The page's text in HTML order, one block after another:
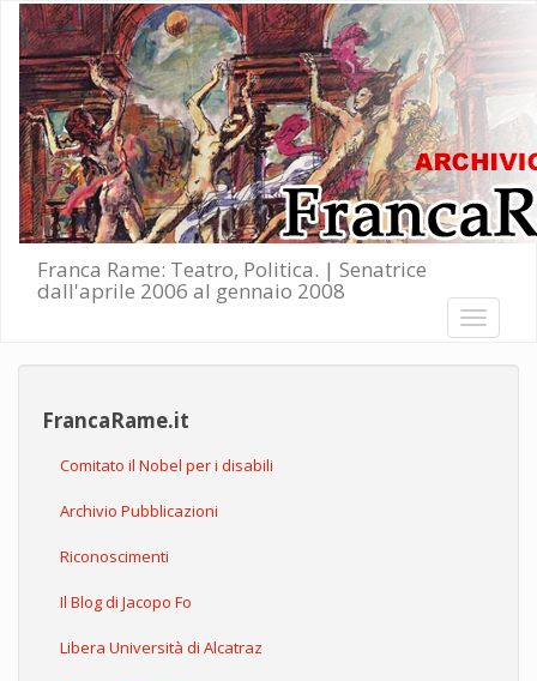
Salta al contenuto principale
Franca Rame: Teatro, Politica. | Senatrice
dall'aprile 2006 al gennaio 2008
Toggle
FrancaRame.it
Comitato il Nobel per i disabili
Archivio Pubblicazioni
Riconoscimenti
Il Blog di Jacopo Fo
Libera Università di Alcatraz